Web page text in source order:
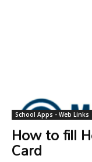
School Apps - Web Links
How to fill
Card